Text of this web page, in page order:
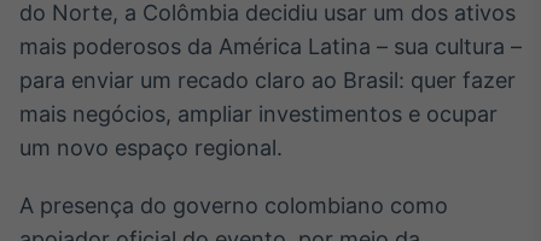
Plataforma para
conteúdos
personalizados
Soluções de Dados
e Conteúdos
OTC
do Norte, a Colômbia decidiu usar um dos ativos
mais poderosos da América Latina – sua cultura –
para enviar um recado claro ao Brasil: quer fazer
mais negócios, ampliar investimentos e ocupar
um novo espaço regional.
A presença do governo colombiano como